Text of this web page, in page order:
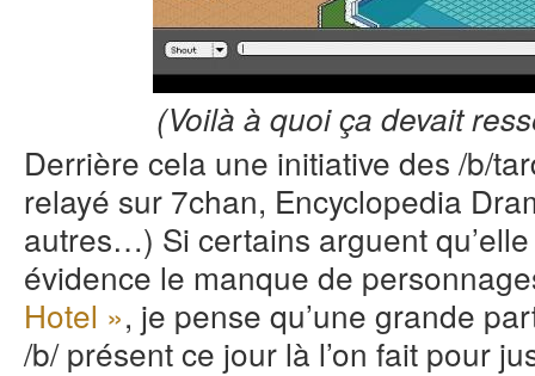
(Voilà à quoi ça devait
Derrière cela une initiative des /b/
relayé sur 7chan, Encyclopedia
autres…) Si certains arguent
évidence le manque de
Hotel », je pense qu’une grande
/b/ présent ce jour là l’on fait pour